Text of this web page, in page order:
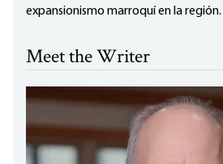
expansionismo marroquí en la región.
Meet the Writer